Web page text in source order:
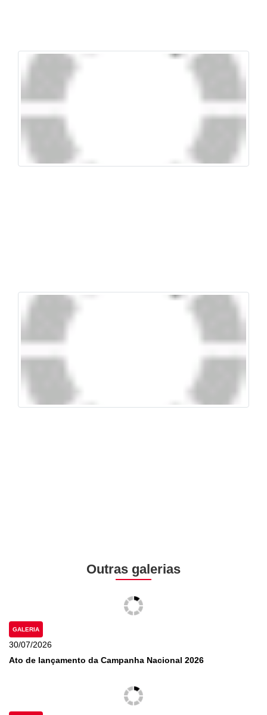
Outras galerias
GALERIA
30/07/2026
Ato de lançamento da Campanha Nacional 2026